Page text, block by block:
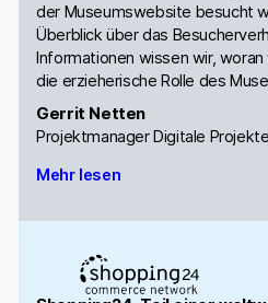
der Museumswebsite besucht
Überblick über das
Informationen wissen wir,
die erzieherische Rolle des
Gerrit Netten
Projektmanager Digitale
Mehr lesen